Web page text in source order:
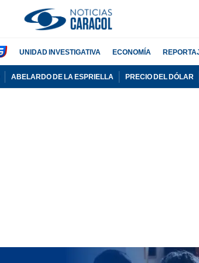
UNIDAD INVESTIGATIVA ECONOMÍA
ABELARDO DE LA ESPRIELLA PRECIO DEL DÓLAR